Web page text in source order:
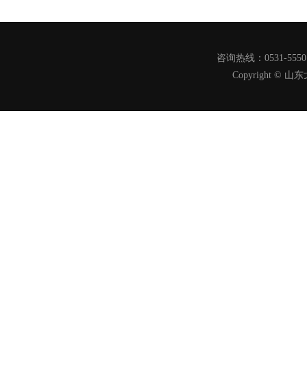
咨询热线：0531-
Copyright © 山